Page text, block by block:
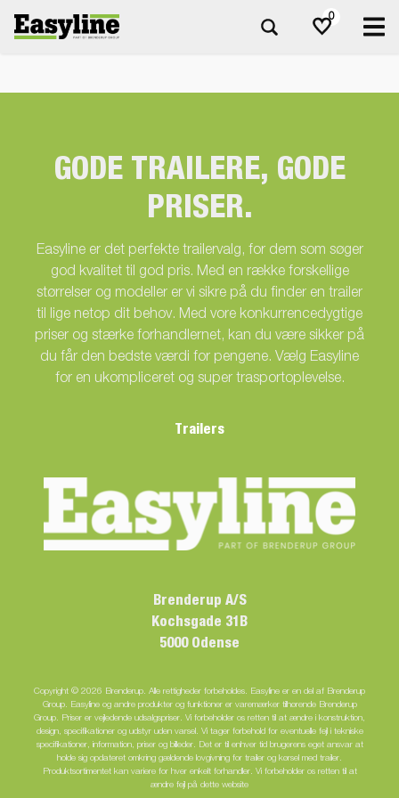
0
GODE TRAILERE, GODE
PRISER.
Easyline er det perfekte trailervalg, for dem som søger
god kvalitet til god pris. Med en række forskellige
størrelser og modeller er vi sikre på du finder en trailer
til lige netop dit behov. Med vore konkurrencedygtige
priser og stærke forhandlernet, kan du være sikker på
du får den bedste værdi for pengene. Vælg Easyline
for en ukompliceret og super trasportoplevelse.
Trailers
Brenderup A/S
Kochsgade 31B
5000 Odense
Copyright © 2026 Brenderup. Alle rettigheder forbeholdes. Easyline er en del af Brenderup
Group. Easyline og andre produkter og funktioner er varemærker tilhørende Brenderup
Group. Priser er vejledende udsalgspriser. Vi forbeholder os retten til at ændre i konstruktion,
design, specifikationer og udstyr uden varsel. Vi tager forbehold for eventuelle fejl i tekniske
specifikationer, information, priser og billeder. Det er til enhver tid brugerens eget ansvar at
holde sig opdateret omkring gældende lovgivning for trailer og kørsel med trailer.
Produktsortimentet kan variere for hver enkelt forhandler. Vi forbeholder os retten til at
ændre fejl på dette website